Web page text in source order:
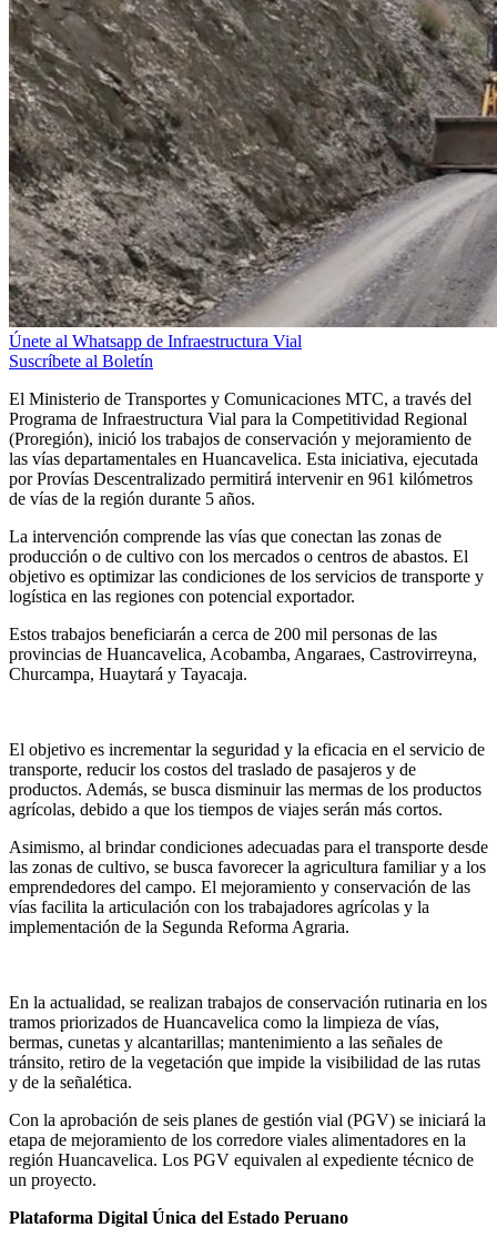
Únete al Whatsapp de Infraestructura Vial
Suscríbete al Boletín
El Ministerio de Transportes y Comunicaciones MTC, a través del
Programa de Infraestructura Vial para la Competitividad Regional
(Proregión), inició los trabajos de conservación y mejoramiento de
las vías departamentales en Huancavelica. Esta iniciativa, ejecutada
por Provías Descentralizado permitirá intervenir en 961 kilómetros
de vías de la región durante 5 años.
La intervención comprende las vías que conectan las zonas de
producción o de cultivo con los mercados o centros de abastos. El
objetivo es optimizar las condiciones de los servicios de transporte y
logística en las regiones con potencial exportador.
Estos trabajos beneficiarán a cerca de 200 mil personas de las
provincias de Huancavelica, Acobamba, Angaraes, Castrovirreyna,
Churcampa, Huaytará y Tayacaja.
El objetivo es incrementar la seguridad y la eficacia en el servicio de
transporte, reducir los costos del traslado de pasajeros y de
productos. Además, se busca disminuir las mermas de los productos
agrícolas, debido a que los tiempos de viajes serán más cortos.
Asimismo, al brindar condiciones adecuadas para el transporte desde
las zonas de cultivo, se busca favorecer la agricultura familiar y a los
emprendedores del campo. El mejoramiento y conservación de las
vías facilita la articulación con los trabajadores agrícolas y la
implementación de la Segunda Reforma Agraria.
En la actualidad, se realizan trabajos de conservación rutinaria en los
tramos priorizados de Huancavelica como la limpieza de vías,
bermas, cunetas y alcantarillas; mantenimiento a las señales de
tránsito, retiro de la vegetación que impide la visibilidad de las rutas
y de la señalética.
Con la aprobación de seis planes de gestión vial (PGV) se iniciará la
etapa de mejoramiento de los corredore viales alimentadores en la
región Huancavelica. Los PGV equivalen al expediente técnico de
un proyecto.
Plataforma Digital Única del Estado Peruano